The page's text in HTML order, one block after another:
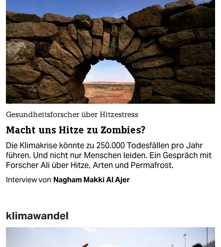
Gesundheitsforscher über Hitzestress
Macht uns Hitze zu Zombies?
Die Klimakrise könnte zu 250.000 Todesfällen pro Jahr
führen. Und nicht nur Menschen leiden. Ein Gespräch mit
Forscher Ali über Hitze, Arten und Permafrost.
Interview von Nagham Makki Al Ajer
klimawandel